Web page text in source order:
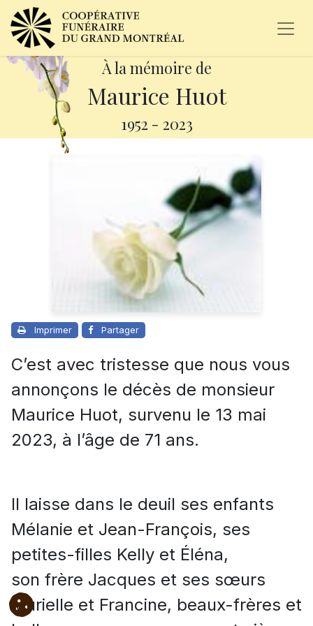
À la mémoire de
Maurice Huot
1952 - 2023
Imprimer Partager
C’est avec tristesse que nous vous
annonçons le décès de monsieur
Maurice Huot, survenu le 13 mai
2023, à l’âge de 71 ans.
Il laisse dans le deuil ses enfants
Mélanie et Jean-François, ses
petites-filles Kelly et Éléna,
son frère Jacques et ses sœurs
Murielle et Francine, beaux-frères et